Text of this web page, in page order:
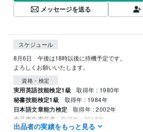
メッセージを送る
スケジュール
8月6日　午後は18時以後に待機予定です。
よろしくお願いいたします。
資格・検定
実用英語技能検定1級 取得年 : 1980年
秘書技能検定1級 取得年 : 1984年
日本語文章能力検定 取得年 : 2002年
食品衛生責任者 取得年 : 2018年
出品者の実績をもっと見る